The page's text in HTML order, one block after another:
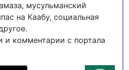
мусульманский
на Каабу, социальная
и комментарии с портала